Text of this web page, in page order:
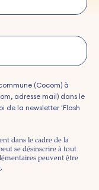
(Cocom) à
adresse mail) dans le
de la newsletter 'Flash
dans le cadre de la
se désinscrire à tout
peuvent être
.